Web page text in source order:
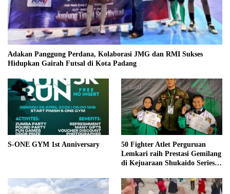
Adakan Panggung Perdana, Kolaborasi JMG dan RMI Sukses
Hidupkan Gairah Futsal di Kota Padang
S-ONE GYM 1st Anniversary
50 Fighter Atlet Perguruan
Lemkari raih Prestasi Gemilang
di Kejuaraan Shukaido Series 1